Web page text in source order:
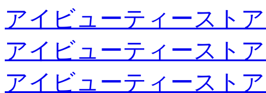
アイビューティースト
アイビューティースト
アイビューティースト